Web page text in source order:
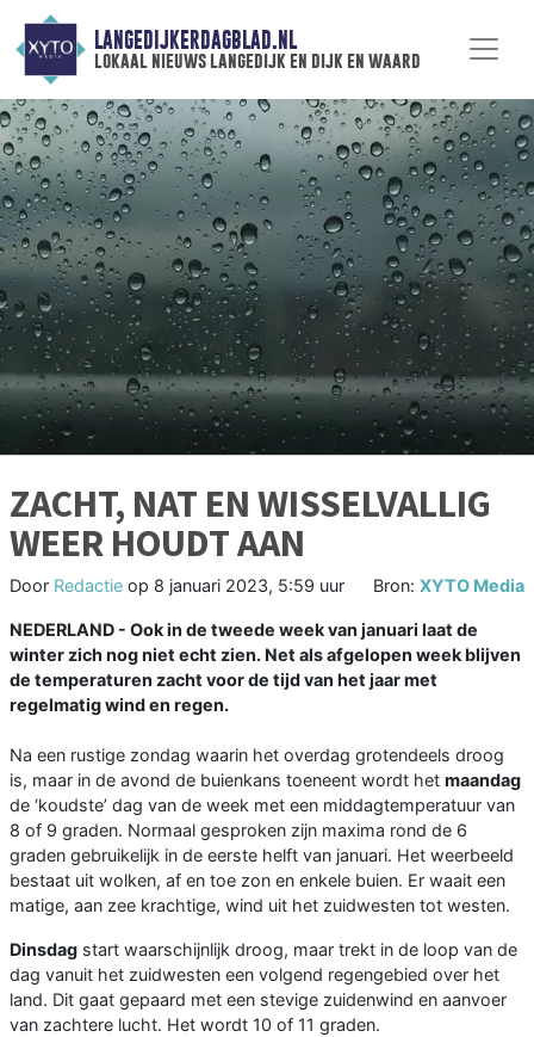
LANGEDIJKERDAGBLAD.NL
lokaal nieuws langedijk en dijk en waard
ZACHT, NAT EN WISSELVALLIG
WEER HOUDT AAN
Door Redactie op 8 januari 2023, 5:59 uur Bron: XYTO Media
NEDERLAND - Ook in de tweede week van januari laat de
winter zich nog niet echt zien. Net als afgelopen week blijven
de temperaturen zacht voor de tijd van het jaar met
regelmatig wind en regen.
Na een rustige zondag waarin het overdag grotendeels droog
is, maar in de avond de buienkans toeneent wordt het maandag
de ‘koudste’ dag van de week met een middagtemperatuur van
8 of 9 graden. Normaal gesproken zijn maxima rond de 6
graden gebruikelijk in de eerste helft van januari. Het weerbeeld
bestaat uit wolken, af en toe zon en enkele buien. Er waait een
matige, aan zee krachtige, wind uit het zuidwesten tot westen.
Dinsdag start waarschijnlijk droog, maar trekt in de loop van de
dag vanuit het zuidwesten een volgend regengebied over het
land. Dit gaat gepaard met een stevige zuidenwind en aanvoer
van zachtere lucht. Het wordt 10 of 11 graden.